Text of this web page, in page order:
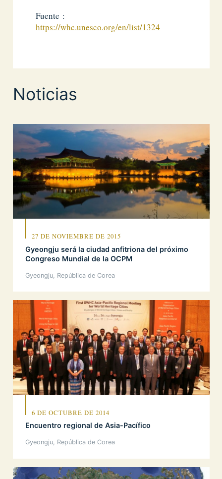
Fuente :
https://whc.unesco.org/en/list/1324
Noticias
27 DE NOVIEMBRE DE 2015
Gyeongju será la ciudad anfitriona del próximo
Congreso Mundial de la OCPM
Gyeongju, República de Corea
6 DE OCTUBRE DE 2014
Encuentro regional de Asia-Pacífico
Gyeongju, República de Corea